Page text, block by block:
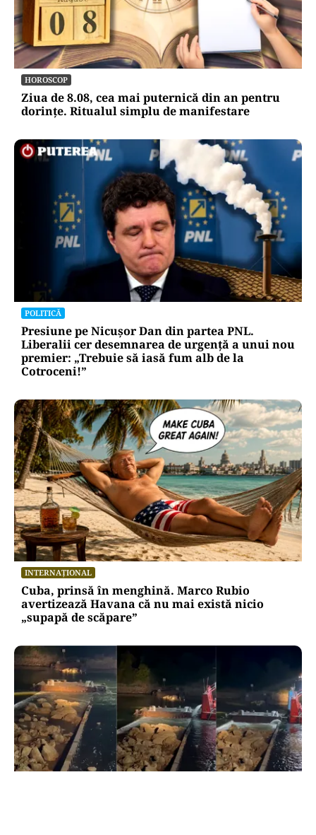
HOROSCOP
Ziua de 8.08, cea mai puternică din an pentru
dorințe. Ritualul simplu de manifestare
POLITICĂ
Presiune pe Nicușor Dan din partea PNL.
Liberalii cer desemnarea de urgență a unui nou
premier: „Trebuie să iasă fum alb de la
Cotroceni!”
INTERNAȚIONAL
Cuba, prinsă în menghină. Marco Rubio
avertizează Havana că nu mai există nicio
„supapă de scăpare”